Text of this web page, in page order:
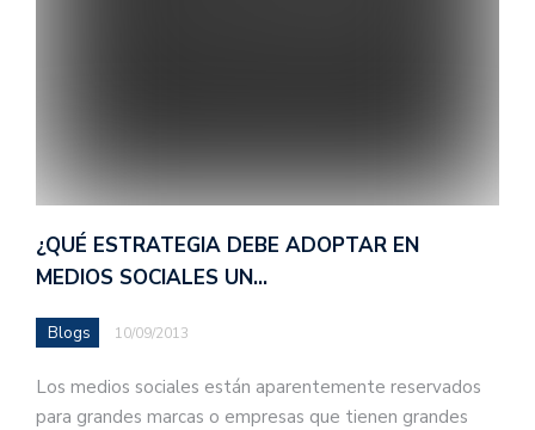
¿QUÉ ESTRATEGIA DEBE ADOPTAR EN
MEDIOS SOCIALES UN…
Blogs 10/09/2013
Los medios sociales están aparentemente reservados
para grandes marcas o empresas que tienen grandes